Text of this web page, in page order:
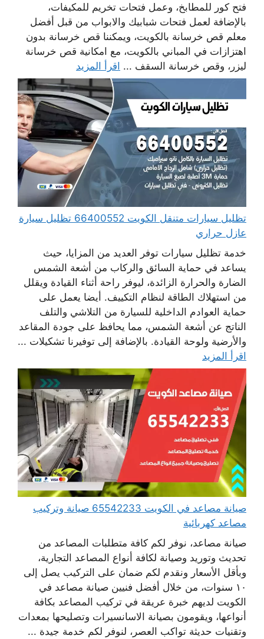
فتح كور للمطابخ، وعمل فتحات تخريم للمكيفات،
بالإضافة لعمل فتحات شبابيك والابواب من قبل أفضل
معلم قص خرسانة بالكويت، ويمكننا قص خرسانة بدون
اهتزازات في المباني بالكويت، مع امكانية قص خرسانة
ليزر، وقص خرسانة السقف ... اقرأ المزيد
تظليل سيارات متنقل الكويت 66400552 تظليل سيارة
عازل حراري
خدمة تظليل سيارات توفر العديد من المزايا، حيث
يساعد في حماية السائق والركاب من أشعة الشمس
الضارة والحرارة الزائدة، ليوفر راحة أثناء القيادة ويقلل
من استهلاك الطاقة لنظام التكييف. أيضا يعمل على
حماية العوادم الداخلية للسيارة من التلاشي والتلف
الناتج عن أشعة الشمس، مما يحافظ على جودة المقاعد
والأرضية ولوحة القيادة. بالإضافة إلى توفيرنا تشكيلات ...
اقرأ المزيد
صيانة مصاعد في الكويت 65542233 صيانة وتركيب
مصاعد كهربائية
صيانة مصاعد، نوفر لكم كافة متطلبات المصاعد من
تحديث وتوريد وصيانة لكافة أنواع المصاعد التجارية،
وبأقل الأسعار ونقدم لكم ضمان على التركيب يصل إلى
١٠ سنوات، من خلال أفضل فنيين صيانة مصاعد في
الكويت لديهم خبرة عريقة في تركيب المصاعد بكافة
أنواعها، ويقومون بصيانة الاسانسيرات وتصليحها بمعدات
وتقنيات حديثة تواكب العصر، لنوفر لكم خدمة جيدة ...